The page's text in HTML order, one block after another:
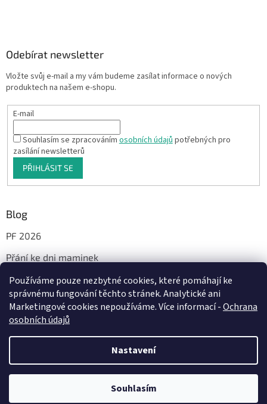
Používáme pouze nezbytné cookies, které pomáhají ke
správnému fungování těchto stránek. Analytické ani
Marketingové cookies nepoužíváme. Více informací -Ochrana
osobních údajů
Nastavení
Souhlasím
Milí, od 29.7. do 14.8.2026 bude probíhat dovolená. Vaše objednávky a
dotazy vyřídím jakmile to bude možné, nejdéle od pondělí 17.8.2026.
Odebírat newsletter
Vložte svůj e-mail a my vám budeme zasílat informace o nových
produktech na našem e-shopu.
E-mail
Souhlasím se zpracovánímosobních údajůpotřebných pro
zasílání newsletterů
PŘIHLÁSIT SE
Blog
PF 2026
Přání ke dni maminek
Facebook
Vytvořil Shoptet
JáTyMy. Všechna práva vyhrazena.